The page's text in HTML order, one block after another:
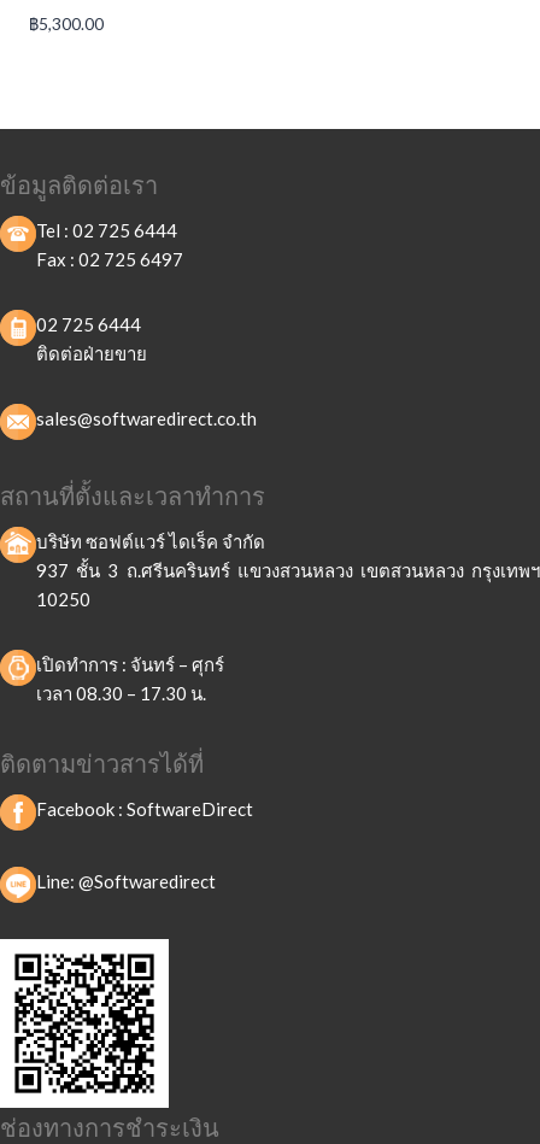
฿5,300.00
ข้อมูลติดต่อเรา
Tel : 02 725 6444
Fax : 02 725 6497
02 725 6444
ติดต่อฝ่ายขาย
sales@softwaredirect.co.th
สถานที่ตั้งและเวลาทำการ
บริษัท ซอฟต์แวร์ ไดเร็ค จำกัด
937 ชั้น 3 ถ.ศรีนครินทร์ แขวงสวนหลวง เขตสวนหลวง กรุงเทพฯ
10250
เปิดทำการ : จันทร์ – ศุกร์
เวลา 08.30 – 17.30 น.
ติดตามข่าวสารได้ที่
Facebook : SoftwareDirect
Line: @Softwaredirect
ช่องทางการชำระเงิน